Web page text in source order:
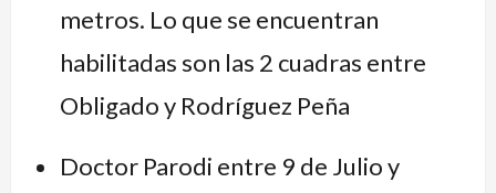
metros. Lo que se encuentran
habilitadas son las 2 cuadras entre
Obligado y Rodríguez Peña
Doctor Parodi entre 9 de Julio y